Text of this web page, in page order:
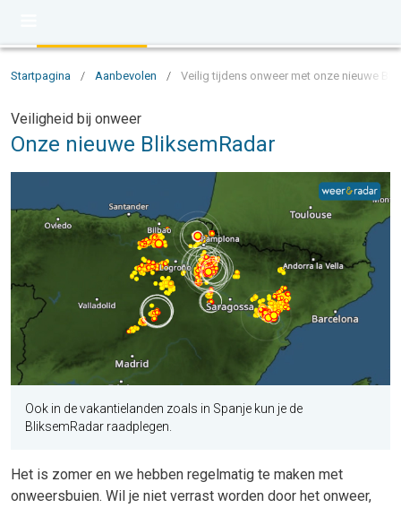
Startpagina / Aanbevolen / Veilig tijdens onweer met onze nieuwe
Veiligheid bij onweer
Onze nieuwe BliksemRadar
Ook in de vakantielanden zoals in Spanje kun je de
BliksemRadar raadplegen.
Het is zomer en we hebben regelmatig te maken met
onweersbuien. Wil je niet verrast worden door het onweer,